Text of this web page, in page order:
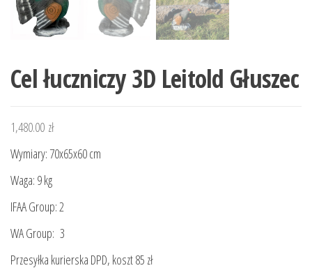
Cel łuczniczy 3D Leitold Głuszec
1,480.00 zł
Wymiary: 70x65x60cm
Waga: 9 kg
IFAA Group: 2
WA Group: 3
Przesyłka kurierska DPD, koszt 85 zł